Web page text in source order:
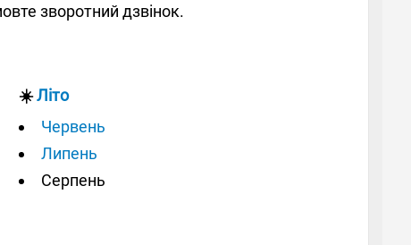
зворотний дзвінок.
☀️Літо
Червень
Липень
Серпень